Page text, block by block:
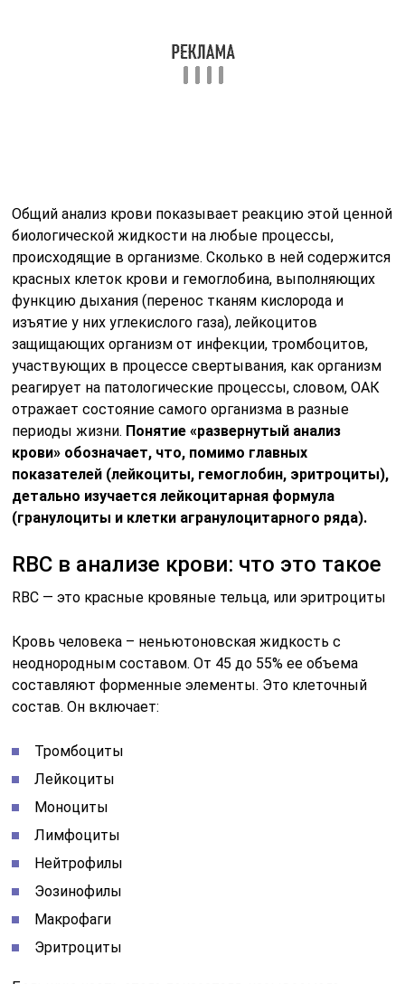
RBC — это красные кровяные тельца, или эритроциты
Тромбоциты
Лейкоциты
Моноциты
Нейтрофилы
Эозинофилы
Макрофаги
Эритроциты
Большую часть этого показателя, называемого
гематокритом (объем форменных элементов крови),
составляют именно красные тельца. Их количество
зависит от разных факторов, но в норме находится в
определенном диапазоне.
Если рассматривать заключение лаборанта, то можно
обнаружить сокращения из трех латинских заглавных
цифры.
RBC (Эритроциты)
являются одним из ключевых элементов крови,
ответственных за перенос кислорода по всему
организму. Эти маленькие двухклеточные
биологические структуры имеют форму биконкавных
дисков и содержат белок гемоглобин, который
кислородом и переносить его до тканей и органов.
RBC играют важную роль в обеспечении клеток
организма кислородом, что необходимо для
поддержания жизненных функций.